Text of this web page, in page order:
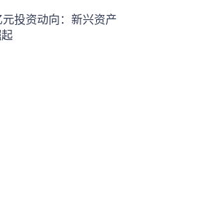
投资动向：新兴资产